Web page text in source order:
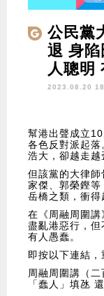
公民黨
退 身
人聰明
2023.08.20
幫港出聲成立
各色反對派起
浩大，卻越走越
但該黨的大律
家傑、郭榮鏗
岳橋之類，衝得
在《周融周圍
盡亂港惡行，但
有人愚蠢。
即按以下連結，
周融周圍講（
「蠢人」填氹